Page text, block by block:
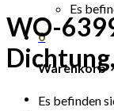
Es
0
Warenkorb
Es befinden
WO-